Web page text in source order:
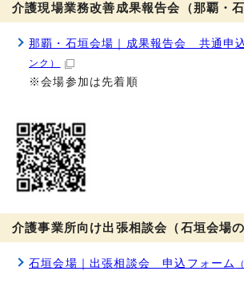
介護現場業務改善成果報告会（那覇・
那覇・石垣会場｜成果報告会 共通申
ンク）
※会場参加は先着順
介護事業所向け出張相談会（石垣会場の
石垣会場｜出張相談会 申込フォーム